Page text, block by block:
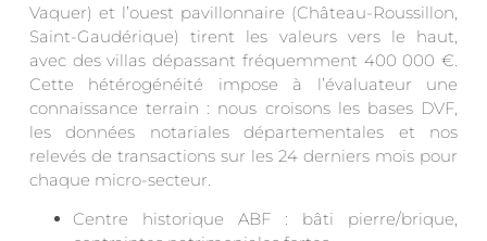
Vaquer) et l’ouest pavillonnaire (Château-Roussillon,
Saint-Gaudérique) tirent les valeurs vers le haut,
avec des villas dépassant fréquemment 400 000 €.
Cette hétérogénéité impose à l’évaluateur une
connaissance terrain : nous croisons les bases DVF,
les données notariales départementales et nos
relevés de transactions sur les 24 derniers mois pour
chaque micro-secteur.
Centre historique ABF : bâti pierre/brique,